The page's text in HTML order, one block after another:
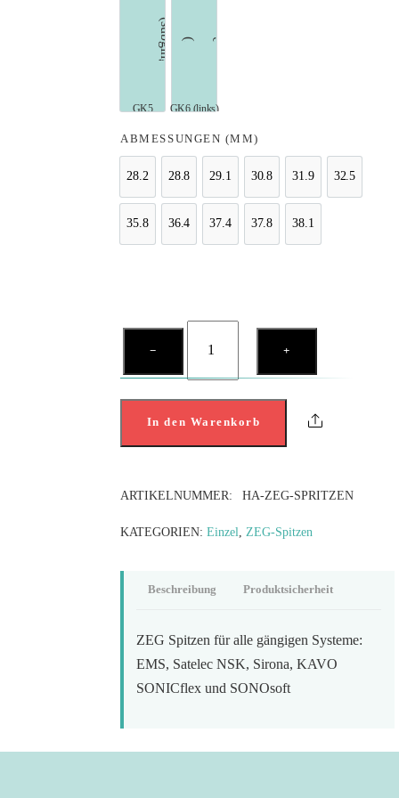
GK5 (subgingival)
ABMESSUNGEN (MM)
28.2
28.2 28.8
28.8 29.1
29.1 30.8
30.8 31.9
31.9 32.5
32.5
35.8
35.8 36.4
36.4 37.4
37.4 37.8
37.8 38.1
38.1
−
Spitzen
Menge
+
In den Warenkorb Share
ARTIKELNUMMER: HA-ZEG-SPRITZEN
KATEGORIEN:Einzel,ZEG-Spitzen
Beschreibung Produktsicherheit
ZEG Spitzen für alle gängigen Systeme:
EMS, Satelec NSK, Sirona, KAVO
SONICflex und SONOsoft